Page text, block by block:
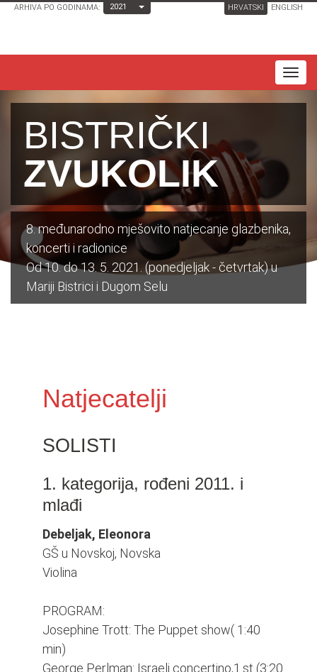
ARHIVA PO GODINAMA: 2021 Toggle Dropdown HRVATSKI ENGLISH
T
a
g
t
BISTRIČKI
ZVUKOLIK
8. međunarodno mješovito natjecanje glazbenika,
koncerti i radionice
Od 10. do 13. 5. 2021. (ponedjeljak - četvrtak) u
Mariji Bistrici i Dugom Selu
Natjecatelji
SOLISTI
1. kategorija, rođeni 2011. i
mlađi
Debeljak, Eleonora
GŠ u Novskoj, Novska
Violina
PROGRAM:
Josephine Trott: The Puppet show( 1:40
min)
George Perlman: Israeli concertino,1.st (3:20